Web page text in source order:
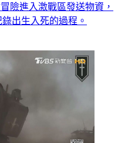
險進入激戰區發送物資，
出生入死的過程。